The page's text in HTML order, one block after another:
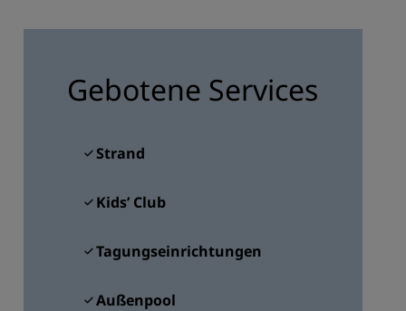
Gebotene Services
Strand
Kids’ Club
Tagungseinrichtungen
Außenpool